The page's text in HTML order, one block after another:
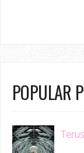
POPULAR